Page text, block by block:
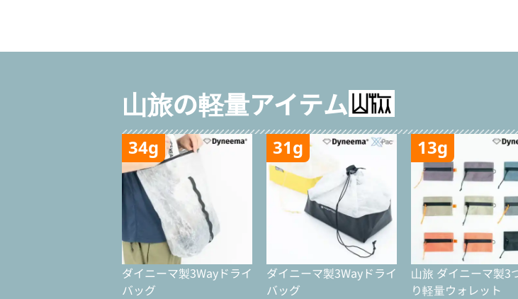
山旅の軽量アイテム
34g
ダイニーマ製3Wayドライ
バッグ
31g
ダイニーマ製3Wayドライ
バッグ
13g
山旅 ダイニーマ製3
り軽量ウォレット